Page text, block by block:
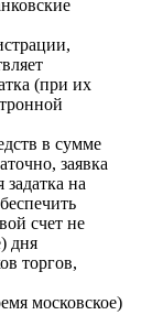
(при их
в сумме
заявка
на
счет не
дня
торгов,
московское)